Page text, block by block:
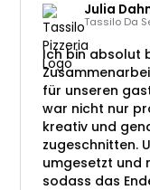
Julia
Tassilo Da
Ich bin absolut
für unseren
war nicht nur
kreativ und
zugeschnitten.
umgesetzt und
sodass das